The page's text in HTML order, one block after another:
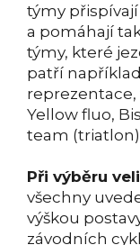
týmy
a pomáhají
týmy, které
patří
reprezentace,
Yellow fluo,
team (triatlon)
Při výběru
všechny
výškou
závodních